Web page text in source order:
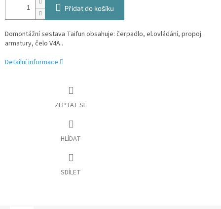
Přidat do košíku
Domontážní sestava Taifun obsahuje: čerpadlo, el.ovládání, propoj.
armatury, čelo V4A..
Detailní informace
ZEPTAT SE
HLÍDAT
SDÍLET